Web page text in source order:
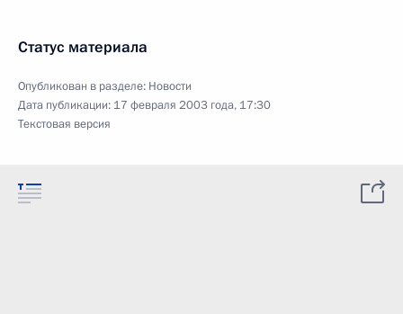
Статус материала
Опубликован в разделе: Новости
Дата публикации: 17 февраля 2003 года, 17:30
Текстовая версия